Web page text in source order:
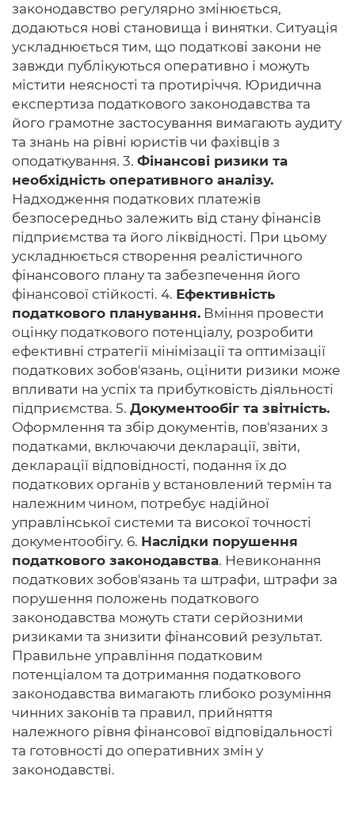
законодавство регулярно змінюється,
додаються нові становища і винятки. Ситуація
ускладнюється тим, що податкові закони не
завжди публікуються оперативно і можуть
містити неясності та протиріччя. Юридична
експертиза податкового законодавства та
його грамотне застосування вимагають аудиту
та знань на рівні юристів чи фахівців з
оподаткування. 3. Фінансові ризики та
необхідність оперативного аналізу.
Надходження податкових платежів
безпосередньо залежить від стану фінансів
підприємства та його ліквідності. При цьому
ускладнюється створення реалістичного
фінансового плану та забезпечення його
фінансової стійкості. 4. Ефективність
податкового планування. Вміння провести
оцінку податкового потенціалу, розробити
ефективні стратегії мінімізації та оптимізації
податкових зобов'язань, оцінити ризики може
впливати на успіх та прибутковість діяльності
підприємства. 5. Документообіг та звітність.
Оформлення та збір документів, пов'язаних з
податками, включаючи декларації, звіти,
декларації відповідності, подання їх до
податкових органів у встановлений термін та
належним чином, потребує надійної
управлінської системи та високої точності
документообігу. 6. Наслідки порушення
податкового законодавства. Невиконання
податкових зобов'язань та штрафи, штрафи за
порушення положень податкового
законодавства можуть стати серйозними
ризиками та знизити фінансовий результат.
Правильне управління податковим
потенціалом та дотримання податкового
законодавства вимагають глибоко розуміння
чинних законів та правил, прийняття
належного рівня фінансової відповідальності
та готовності до оперативних змін у
законодавстві.